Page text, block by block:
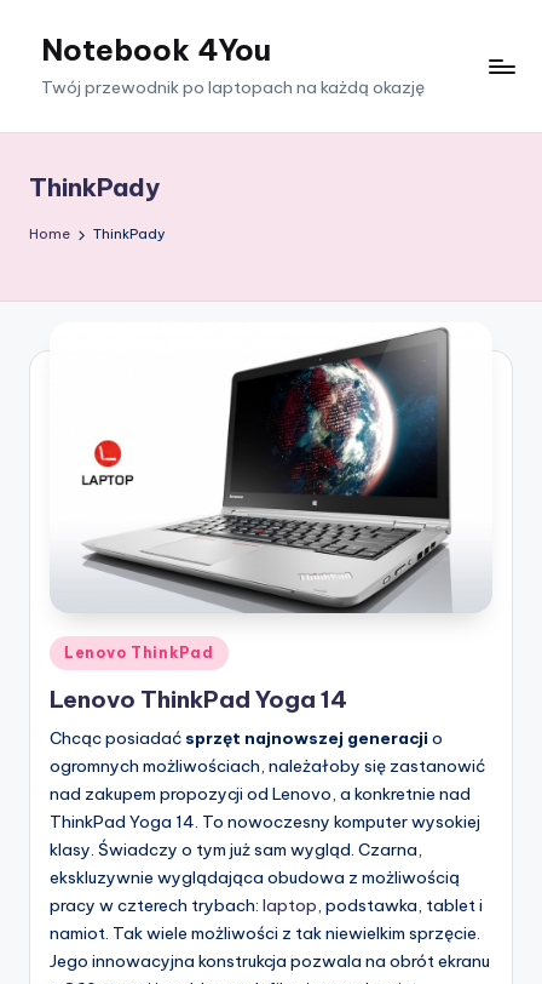
Notebook 4You
Twój przewodnik po laptopach na każdą okazję
ThinkPady
Home ThinkPady
Posted
in
Lenovo ThinkPad
Lenovo ThinkPad Yoga 14
Chcąc posiadać sprzęt najnowszej generacji o
ogromnych możliwościach, należałoby się zastanowić
nad zakupem propozycji od Lenovo, a konkretnie nad
ThinkPad Yoga 14. To nowoczesny komputer wysokiej
klasy. Świadczy o tym już sam wygląd. Czarna,
ekskluzywnie wyglądająca obudowa z możliwością
pracy w czterech trybach: laptop, podstawka, tablet i
namiot. Tak wiele możliwości z tak niewielkim sprzęcie.
Jego innowacyjna konstrukcja pozwala na obrót ekranu